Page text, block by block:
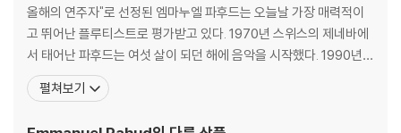
올해의 연주자"로 선정된 엠마누엘 파후드는 오늘날 가장 매력적이
고 뛰어난 플루티스트로 평가받고 있다. 1970년 스위스의 제네바에
서 태어난 파후드는 여섯 살이 되던 해에 음악을 시작했다. 1990년
파리 고등음악원을 수석으로 졸업한 파후드는, 그 후 오렐 니꼴레를
사사하였다. 국제무대의 주요 콩쿠르에서 여러 차례 최고상을 수상해
펼쳐보기